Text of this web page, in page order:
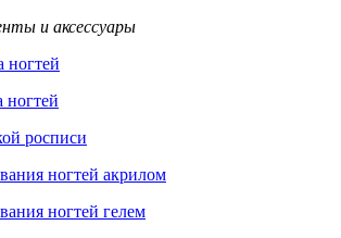
и аксессуары
ногтей
ногтей
росписи
ногтей акрилом
ногтей гелем